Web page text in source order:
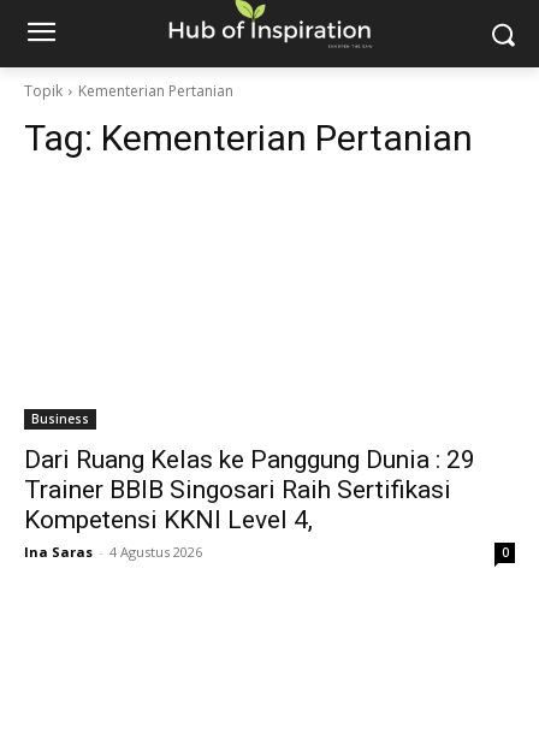
Topik Kementerian Pertanian
Tag: Kementerian Pertanian
Business
Dari Ruang Kelas ke Panggung Dunia : 29
Trainer BBIB Singosari Raih Sertifikasi
Kompetensi KKNI Level 4,
Ina Saras - 4 Agustus 2026 0